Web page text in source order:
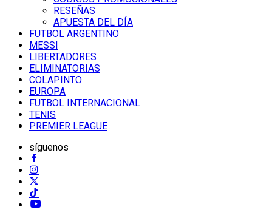
RESEÑAS
APUESTA DEL DÍA
FUTBOL ARGENTINO
MESSI
LIBERTADORES
ELIMINATORIAS
COLAPINTO
EUROPA
FUTBOL INTERNACIONAL
TENIS
PREMIER LEAGUE
síguenos